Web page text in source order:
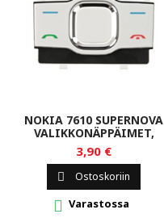
NOKIA 7610 SUPERNOVA
VALIKKONÄPPÄIMET,
VALKOINEN
3,90 €
 Ostoskoriin
 Varastossa